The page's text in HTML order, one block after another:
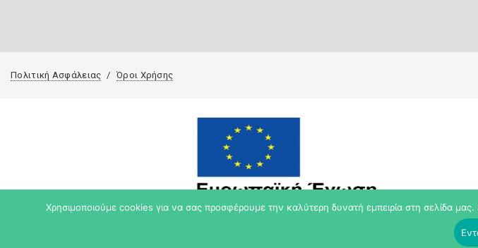
Πολιτική Ασφάλειας Όροι Χρήσης
Χρησιμοποιούμε cookies για να σας προσφέρουμε την καλύτερη δυνατή εμπειρία στη σελίδα